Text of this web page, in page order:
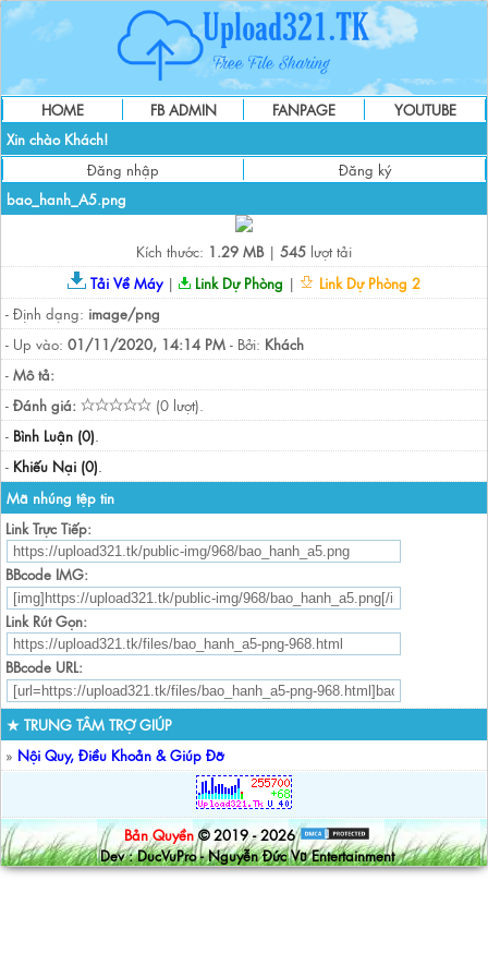
HOME FB ADMIN FANPAGE
YOUTUBE
Xin chào Khách!
Đăng nhập
Đăng ký
bao_hanh_A5.png
Kích thước: 1.29 MB| 545 lượt tải
Tải Về Máy| Link Dự Phòng |
Link Dự Phòng 2
- Định dạng: image/png
- Up vào: 01/11/2020, 14:14 PM - Bởi: Khách
- Mô tả:
- Đánh giá:
(0 lượt).
- Bình Luận (0).
- Khiếu Nại (0).
Mã nhúng tệp tin
Link Trực Tiếp:
BBcode IMG:
Link Rút Gọn:
BBcode URL:
★ TRUNG TÂM TRỢ GIÚP
» Nội Quy, Điều Khoản & Giúp Đỡ
Bản Quyền © 2019 - 2026
Dev : DucVuPro - Nguyễn Đức Vũ Entertainment